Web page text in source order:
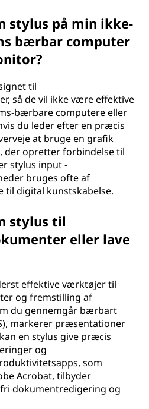
stylus på min ikke-
bærbar computer
til
så de vil ikke være effektive
bærbare computere eller
du leder efter en præcis
at bruge en grafik
der opretter forbindelse til
stylus input -
bruges ofte af
til digital kunstskabelse.
stylus til
eller lave
effektive værktøjer til
og fremstilling af
du gennemgår bærbart
markerer præsentationer
en stylus give præcis
og
som
Acrobat, tilbyder
dokumentredigering og